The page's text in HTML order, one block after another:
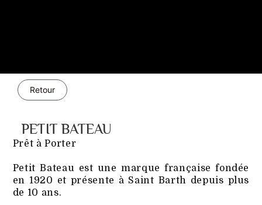
Retour
PETIT BATEAU
Prêt à Porter
Petit Bateau est une marque française fondée
en 1920 et présente à Saint Barth depuis plus
de 10 ans.